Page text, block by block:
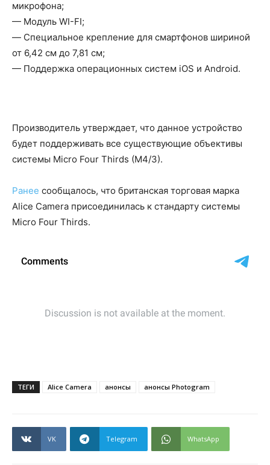
микрофона;
— Модуль WI-FI;
— Специальное крепление для смартфонов шириной
от 6,42 см до 7,81 см;
— Поддержка операционных систем iOS и Android.
Производитель утверждает, что данное устройство
будет поддерживать все существующие объективы
системы Micro Four Thirds (M4/3).
Ранее сообщалось, что британская торговая марка
Alice Camera присоединилась к стандарту системы
Micro Four Thirds.
ТЕГИ Alice Camera анонсы анонсы Photogram
VK Telegram WhatsApp